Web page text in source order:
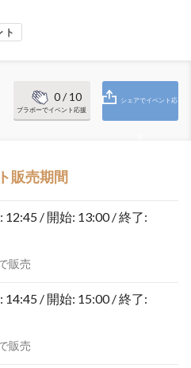
ト
0/ 10
ブラボーでイベント応援
シェアでイベント応
販売期間
12:45 / 開始: 13:00 / 終了:
販売
14:45 / 開始: 15:00 / 終了:
販売